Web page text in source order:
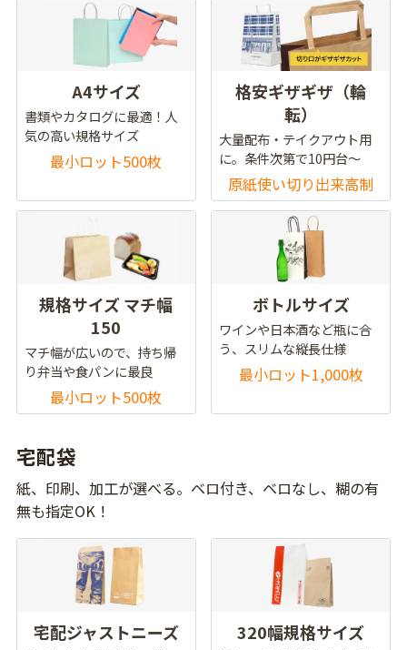
A4サイズ
書類やカタログに最適！人
気の高い規格サイズ
最小ロット500枚
格安ギザギザ（輪
転）
大量配布・テイクアウト用
に。条件次第で10円台～
原紙使い切り出来高制
規格サイズ マチ幅
150
マチ幅が広いので、持ち帰
り弁当や食パンに最良
最小ロット500枚
ボトルサイズ
ワインや日本酒など瓶に合
う、スリムな縦長仕様
最小ロット1,000枚
宅配袋
紙、印刷、加工が選べる。ベロ付き、ベロなし、糊の有
無も指定OK！
宅配ジャストニーズ 320幅規格サイズ